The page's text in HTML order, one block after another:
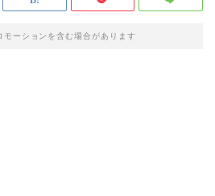
モーションを含む場合があります